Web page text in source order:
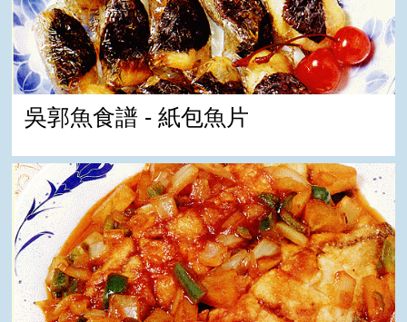
吳郭魚食譜 - 紙包魚片
吳郭魚食譜 - 茄汁魚卷